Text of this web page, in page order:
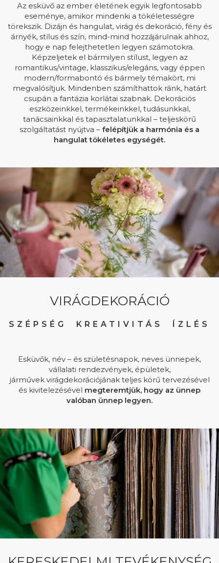
Az esküvő az ember életének egyik legfontosabb
eseménye, amikor mindenki a tökéletességre
törekszik. Dizájn és hangulat, virág és dekoráció, fény és
árnyék, stílus és szín, mind-mind hozzájárulnak ahhoz,
hogy e nap felejthetetlen legyen számotokra.
Képzeljetek el bármilyen stílust, legyen az
romantikus/vintage, klasszikus/elegáns, vagy éppen
modern/formabontó és bármely témakört, mi
megvalósítjuk. Mindenben számíthattok ránk, határt
csupán a fantázia korlátai szabnak. Dekorációs
eszközeinkkel, termékeinkkel, tudásunkkal,
tanácsainkkal és tapasztalatunkkal – teljeskörű
szolgáltatást nyújtva – felépítjük a harmónia és a
hangulat tökéletes egységét.
VIRÁGDEKORÁCIÓ
SZÉPSÉG KREATIVITÁS ÍZLÉS
Esküvők, név – és születésnapok, neves ünnepek,
vállalati rendezvények, épületek,
járművek virágdekorációjának teljes körű tervezésével
és kivitelezésével megteremtjük, hogy az ünnep
valóban ünnep legyen.